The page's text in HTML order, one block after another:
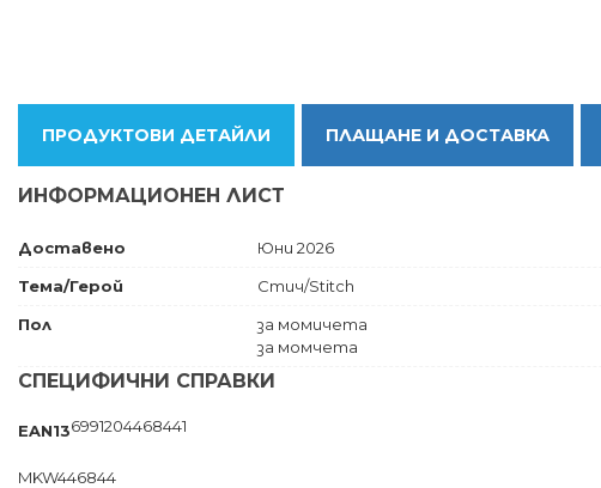
ПРОДУКТОВИ ДЕТАЙЛИ ПЛАЩАНЕ И ДОСТАВКА
ИНФОРМАЦИОНЕН ЛИСТ
Доставено
Юни 2026
Тема/Герой
Стич/Stitch
Пол
за момичета
за момчета
СПЕЦИФИЧНИ СПРАВКИ
EAN136991204468441
MKW446844